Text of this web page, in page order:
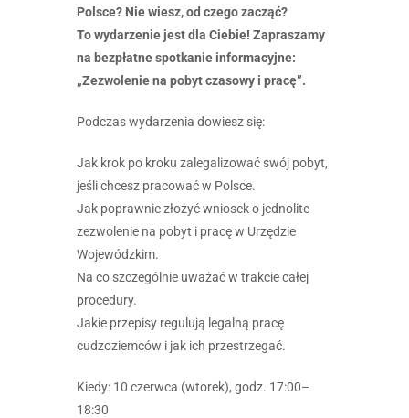
Polsce? Nie wiesz, od czego zacząć?
To wydarzenie jest dla Ciebie! Zapraszamy
na bezpłatne spotkanie informacyjne:
„Zezwolenie na pobyt czasowy i pracę”.
Podczas wydarzenia dowiesz się:
Jak krok po kroku zalegalizować swój pobyt,
jeśli chcesz pracować w Polsce.
Jak poprawnie złożyć wniosek o jednolite
zezwolenie na pobyt i pracę w Urzędzie
Wojewódzkim.
Na co szczególnie uważać w trakcie całej
procedury.
Jakie przepisy regulują legalną pracę
cudzoziemców i jak ich przestrzegać.
Kiedy: 10 czerwca (wtorek), godz. 17:00–
18:30